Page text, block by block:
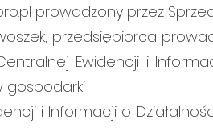
prowadzony przez
przedsiębiorca
Ewidencji i
gospodarki
i Informacji o Działalności